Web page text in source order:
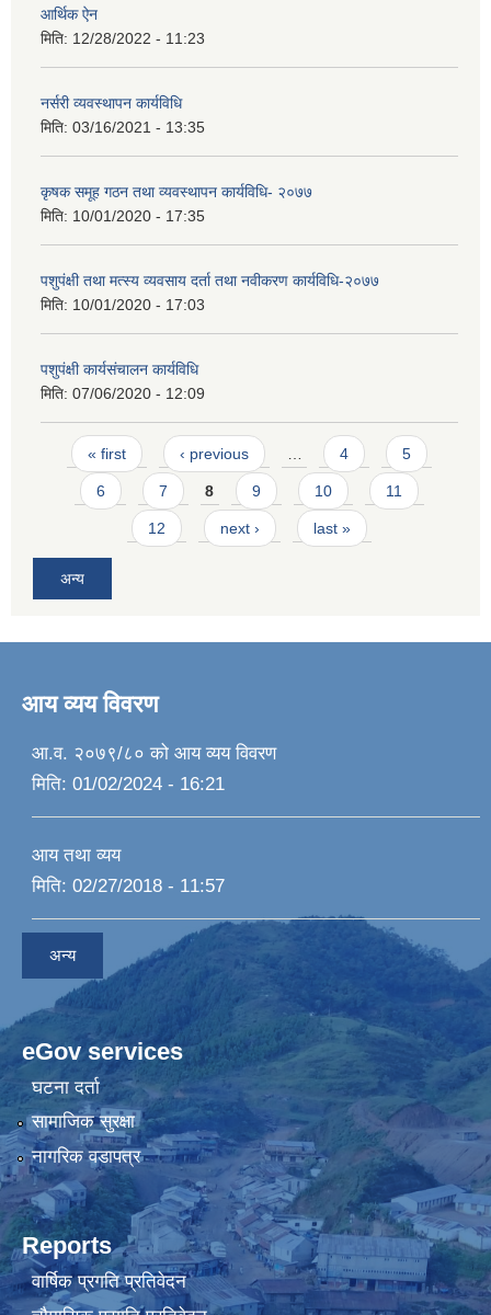
आर्थिक ऐन
मिति: 12/28/2022 - 11:23
नर्सरी व्यवस्थापन कार्यविधि
मिति: 03/16/2021 - 13:35
कृषक समूह गठन तथा व्यवस्थापन कार्यविधि- २०७७
मिति: 10/01/2020 - 17:35
पशुपंक्षी तथा मत्स्य व्यवसाय दर्ता तथा नवीकरण कार्यविधि-२०७७
मिति: 10/01/2020 - 17:03
पशुपंक्षी कार्यसंचालन कार्यविधि
मिति: 07/06/2020 - 12:09
Pages
« first ‹ previous 4 5
6 7 8 9 10 11
12 next › last »
अन्य
आय व्यय विवरण
आ.व. २०७९/८० को आय व्यय विवरण
मिति: 01/02/2024 - 16:21
आय तथा व्यय
मिति: 02/27/2018 - 11:57
अन्य
eGov services
घटना दर्ता
सामाजिक सुरक्षा
नागरिक वडापत्र
Reports
वार्षिक प्रगति प्रतिवेदन